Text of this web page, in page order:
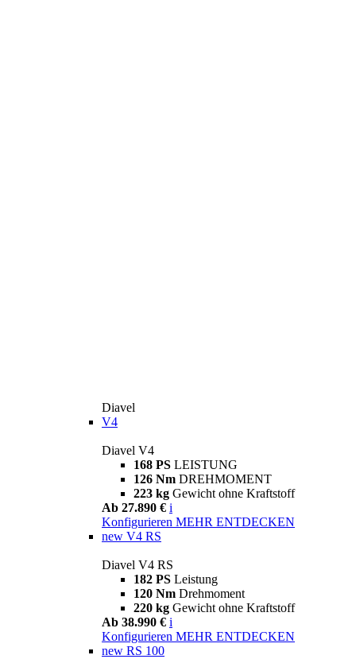
Diavel
V4
Diavel V4
168 PS LEISTUNG
126 Nm DREHMOMENT
223 kg Gewicht ohne Kraftstoff
Ab 27.890 € i
Konfigurieren MEHR ENTDECKEN
new V4 RS
Diavel V4 RS
182 PS Leistung
120 Nm Drehmoment
220 kg Gewicht ohne Kraftstoff
Ab 38.990 € i
Konfigurieren MEHR ENTDECKEN
new RS 100